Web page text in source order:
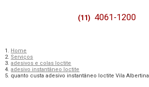
(11) 4061-1200
Home
Serviços
adesivos e colas loctite
adesivo instantâneo loctite
quanto custa adesivo instantâneo loctite Vila Albertina